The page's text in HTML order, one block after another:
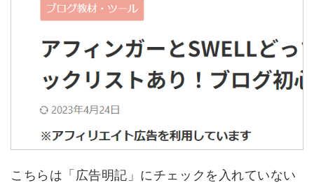
こちらは「広告明記」にチェックを入れていない